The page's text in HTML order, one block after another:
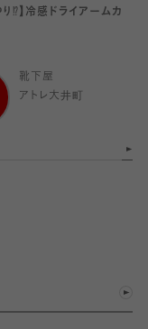
り⁉︎】冷感ドライアームカ
靴下屋
アトレ大井町